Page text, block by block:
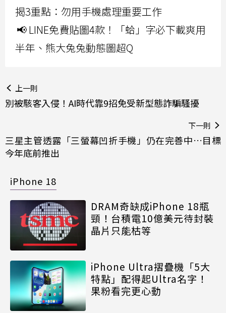
揭3重點：勿用手機處理重要工作
📢 LINE免費貼圖4款！「蛤」字必下載爽用
半年、熊大兔兔動態圖超Q
上一則
別被駭客入侵！AI時代靠9招免受新型態詐騙騷擾
下一則
三星主管透露「三螢幕凹折手機」仍在完善中…目標
今年底前推出
iPhone 18
DRAM奇缺成iPhone 18瓶
頸！台積電10億美元待封裝
晶片只能枯等
iPhone Ultra摺疊機「5大
特點」配得起Ultra名字！
果粉看完更心動